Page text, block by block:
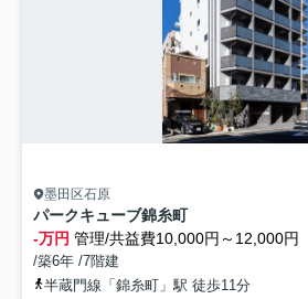
墨田区石原
パークキューブ錦糸町
-万円 管理/共益費10,000円～12,000円
/築6年 /7階建
半蔵門線「錦糸町」駅 徒歩11分